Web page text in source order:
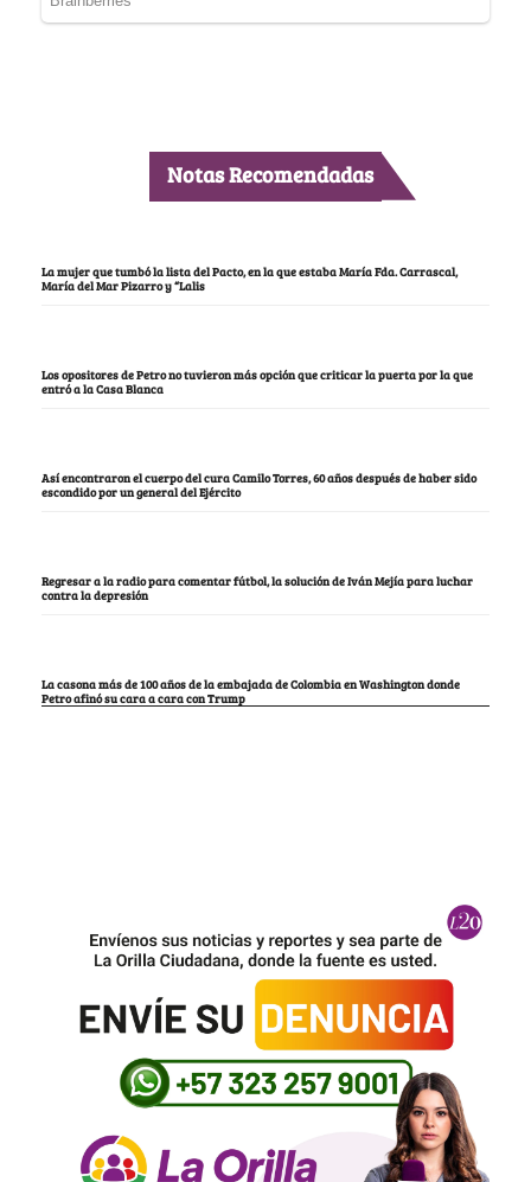
Notas Recomendadas
La mujer que tumbó la lista del Pacto, en la que estaba María Fda. Carrascal,
María del Mar Pizarro y “Lalis
Los opositores de Petro no tuvieron más opción que criticar la puerta por la que
entró a la Casa Blanca
Así encontraron el cuerpo del cura Camilo Torres, 60 años después de haber sido
escondido por un general del Ejército
Regresar a la radio para comentar fútbol, la solución de Iván Mejía para luchar
contra la depresión
La casona más de 100 años de la embajada de Colombia en Washington donde
Petro afinó su cara a cara con Trump